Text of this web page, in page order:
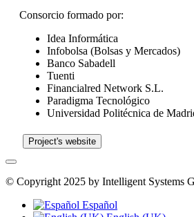
Consorcio formado por:
Idea Informática
Infobolsa (Bolsas y Mercados)
Banco Sabadell
Tuenti
Financialred Network S.L.
Paradigma Tecnológico
Universidad Politécnica de
Project's website
© Copyright 2025 by Intelligent Systems
Español